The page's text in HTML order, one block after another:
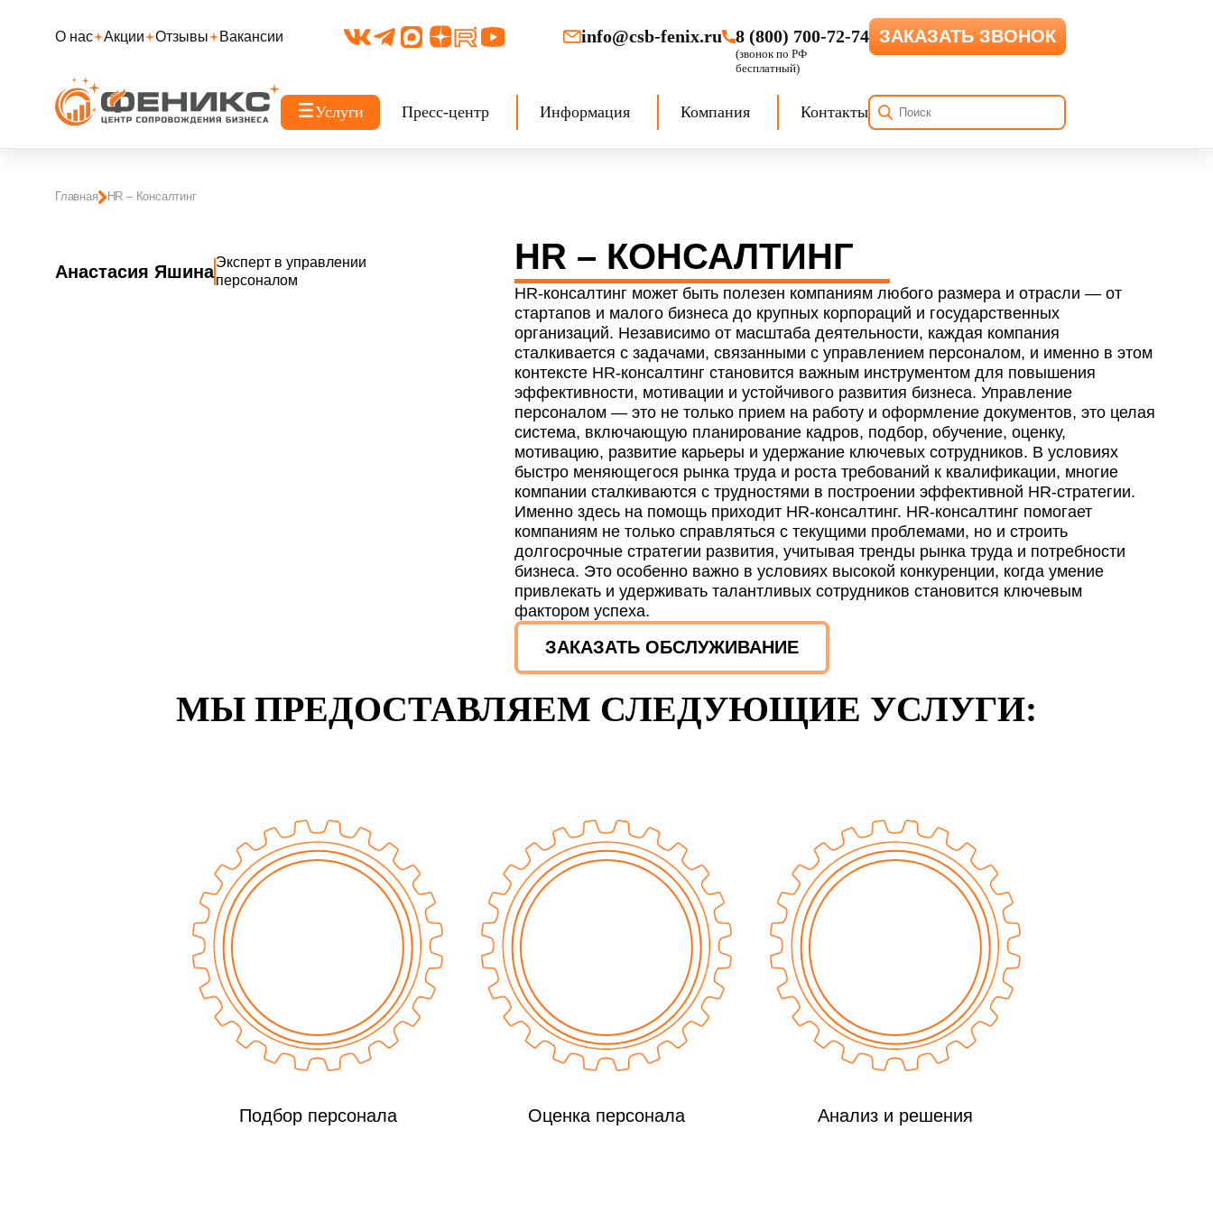
О нас Акции Отзывы Вакансии info@csb-fenix.ru 8 (800) 700-72-74 ЗАКАЗАТЬ ЗВОНОК
Услуги Пресс-центр Информация Компания Контакты
Главная HR – Консалтинг
Анастасия ЯшинаЭксперт в управлении
персоналом
HR – КОНСАЛТИНГ
HR-консалтинг может быть полезен компаниям любого размера и отрасли — от
стартапов и малого бизнеса до крупных корпораций и государственных
организаций. Независимо от масштаба деятельности, каждая компания
сталкивается с задачами, связанными с управлением персоналом, и именно в этом
контексте HR-консалтинг становится важным инструментом для повышения
эффективности, мотивации и устойчивого развития бизнеса. Управление
персоналом — это не только прием на работу и оформление документов, это целая
система, включающую планирование кадров, подбор, обучение, оценку,
мотивацию, развитие карьеры и удержание ключевых сотрудников. В условиях
быстро меняющегося рынка труда и роста требований к квалификации, многие
компании сталкиваются с трудностями в построении эффективной HR-стратегии.
Именно здесь на помощь приходит HR-консалтинг. HR-консалтинг помогает
компаниям не только справляться с текущими проблемами, но и строить
долгосрочные стратегии развития, учитывая тренды рынка труда и потребности
бизнеса. Это особенно важно в условиях высокой конкуренции, когда умение
привлекать и удерживать талантливых сотрудников становится ключевым
фактором успеха.
ЗАКАЗАТЬ ОБСЛУЖИВАНИЕ
МЫ ПРЕДОСТАВЛЯЕМ СЛЕДУЮЩИЕ УСЛУГИ:
Подбор персонала Оценка персонала Анализ и решения